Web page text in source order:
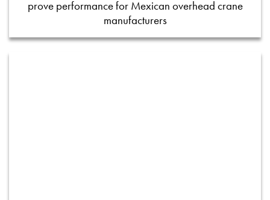
prove performance for Mexican overhead crane
manufacturers